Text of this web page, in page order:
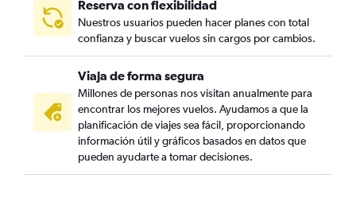
Reserva con flexibilidad
Nuestros usuarios pueden hacer planes con total
confianza y buscar vuelos sin cargos por cambios.
Viaja de forma segura
Millones de personas nos visitan anualmente para
encontrar los mejores vuelos. Ayudamos a que la
planificación de viajes sea fácil, proporcionando
información útil y gráficos basados en datos que
pueden ayudarte a tomar decisiones.